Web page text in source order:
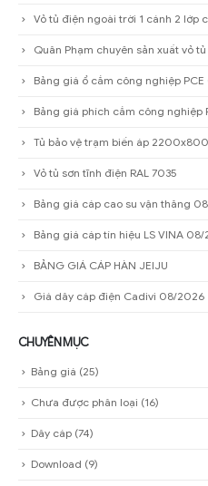
Vỏ tủ điện ngoài trời 1 cánh 2 lớp
Quân Phạm chuyên sản xuất vỏ
Bảng giá ổ cắm công nghiệp
Bảng giá phích cắm công nghiệp
Tủ bảo vệ trạm biến áp
Vỏ tủ sơn tĩnh điện RAL 7035
Bảng giá cáp cao su vận thăng
Bảng giá cáp tín hiệu LS VINA
BẢNG GIÁ CÁP HÀN JEIJU
Giá dây cáp điện Cadivi 08/2026
CHUYÊN MỤC
Bảng giá (25)
Chưa được phân loại (16)
Dây cáp (74)
Download (9)